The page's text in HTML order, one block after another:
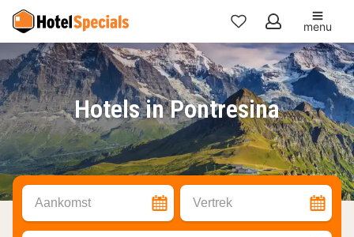
Mijn
favorieten
menu
Hotels in Pontresina
Aankomst Vertrek